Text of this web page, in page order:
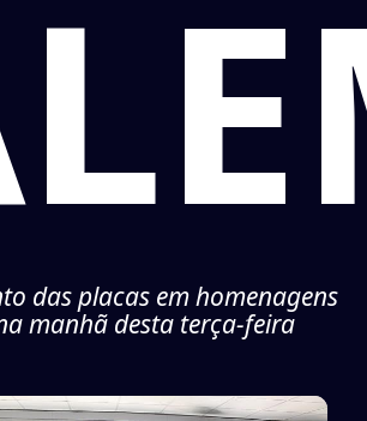
das placas em homenagens
manhã desta terça-feira